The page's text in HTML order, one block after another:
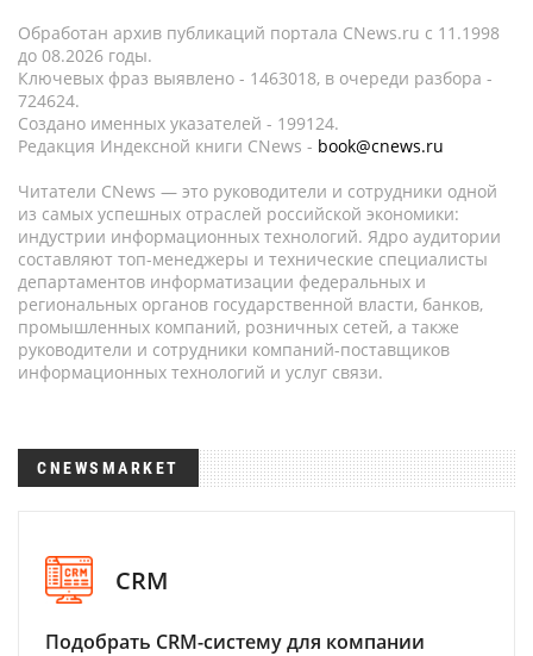
Обработан архив публикаций портала CNews.ru c 11.1998
до 08.2026 годы.
Ключевых фраз выявлено - 1463018, в очереди разбора -
724624.
Создано именных указателей - 199124.
Редакция Индексной книги CNews - book@cnews.ru
Читатели CNews — это руководители и сотрудники одной
из самых успешных отраслей российской экономики:
индустрии информационных технологий. Ядро аудитории
составляют топ-менеджеры и технические специалисты
департаментов информатизации федеральных и
региональных органов государственной власти, банков,
промышленных компаний, розничных сетей, а также
руководители и сотрудники компаний-поставщиков
информационных технологий и услуг связи.
CNEWSMARKET
CRM
Подобрать CRM-систему для компании